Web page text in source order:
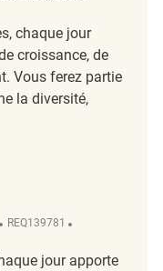
chaque jour
croissance, de
Vous ferez partie
la diversité,
REQ91555
ReqId
REQ139781
jour apporte